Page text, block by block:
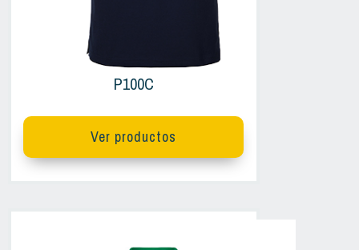
P100C
Ver productos